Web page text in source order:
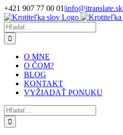
Skip
to
content
+421 907 77 00 01 |info@itranslate.sk
Facebook
LinkedIn
Hľadať:
O MNE
O ČOM?
BLOG
KONTAKT
VYŽIADAŤ PONUKU
Hľadať: